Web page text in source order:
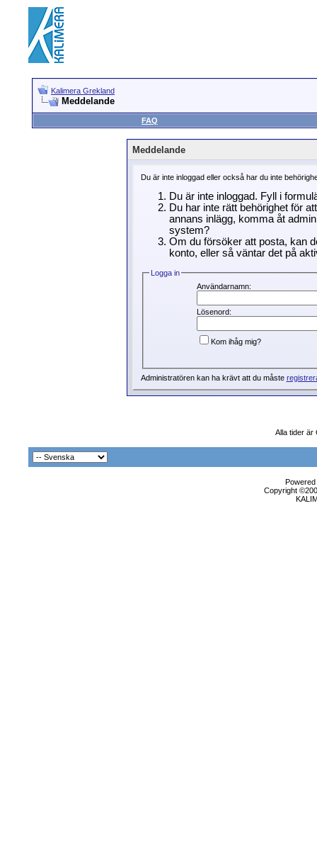
Kalimera Grekland
Meddelande
FAQ
Meddelande
Du är inte inloggad eller också har du inte
Du är inte inloggad. Fyll i
Du har inte rätt behörighet för
annans inlägg, komma åt
system?
Om du försöker att posta, kan
konto, eller så väntar det på
Logga in
Användarnamn:
Lösenord:
Kom ihåg mig?
Administratören kan ha krävt att du måste
Alla tider är
Copyright